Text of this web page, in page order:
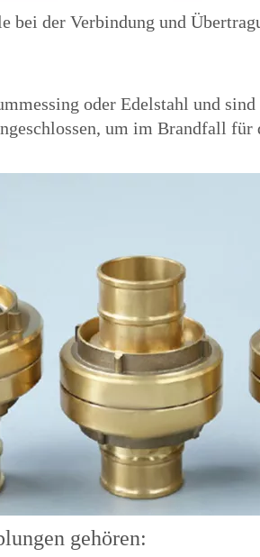
bei der Verbindung und
oder Edelstahl und
um im Brandfall für
gehören: